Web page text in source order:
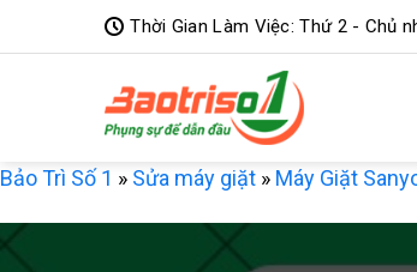
qua
Thời Gian Làm Việc: Thứ 2 - Chủ
Bảo Trì Số 1 » Sửa máy giặt » Máy Giặt